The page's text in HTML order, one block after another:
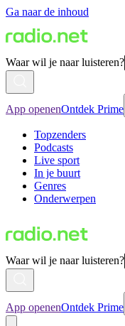
Ga naar de inhoud
Waar wil je naar luisteren?
App openenOntdek Prime
Topzenders
Podcasts
Live sport
In je buurt
Genres
Onderwerpen
Waar wil je naar luisteren?
App openenOntdek Prime